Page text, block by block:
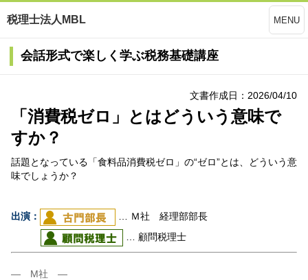
税理士法人MBL MENU
会話形式で楽しく学ぶ税務基礎講座
文書作成日：2026/04/10
「消費税ゼロ」とはどういう意味で
すか？
話題となっている「食料品消費税ゼロ」の“ゼロ”とは、どういう意
味でしょうか？
出演：
… Ｍ社 経理部部長
… 顧問税理士
― M社 ―